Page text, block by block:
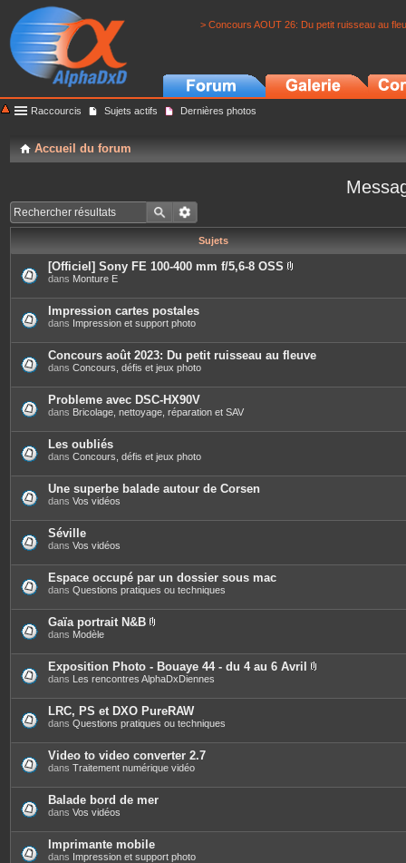
> Concours AOUT 26: Du petit ruisseau au
Raccourcis Sujets actifs Dernières photos
Accueil du forum
Sujets
[Officiel] Sony FE 100-400 mm f/5,6-8 OSS
è
j
o
i
t
dans Monture E
Impression cartes postales
dans Impression et support photo
Concours août 2023: Du petit ruisseau au fleuve
dans Concours, défis et jeux photo
Probleme avec DSC-HX90V
dans Bricolage, nettoyage, réparation et SAV
Les oubliés
dans Concours, défis et jeux photo
Une superbe balade autour de Corsen
dans Vos vidéos
Séville
dans Vos vidéos
Espace occupé par un dossier sous mac
dans Questions pratiques ou techniques
Gaïa portrait N&B
è
c
e
s
j
o
i
n
t
e
s
dans Modèle
Exposition Photo - Bouaye 44 - du 4 au 6 Avril
è
j
t
dans Les rencontres AlphaDxDiennes
LRC, PS et DXO PureRAW
dans Questions pratiques ou techniques
Video to video converter 2.7
dans Traitement numérique vidéo
Balade bord de mer
dans Vos vidéos
Imprimante mobile
dans Impression et support photo